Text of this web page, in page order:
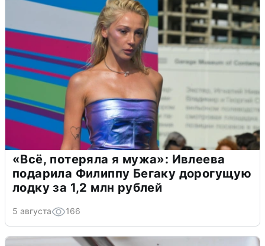
«Всё, потеряла я мужа»: Ивлеева
подарила Филиппу Бегаку дорогущую
лодку за 1,2 млн рублей
5 августа 166